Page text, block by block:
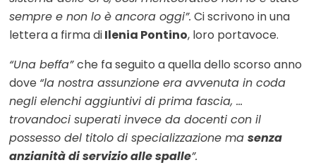
sempre e non lo è ancora oggi”. Ci scrivono in una
lettera a firma diIlenia Pontino, loro portavoce.
“Una beffa”che fa seguito a quella dello scorso anno
dove “la nostra assunzione era avvenuta in coda
negli elenchi aggiuntivi di prima fascia, …
trovandoci superati invece da docenti con il
possesso del titolo di specializzazione ma senza
anzianità di servizio alle spalle”.